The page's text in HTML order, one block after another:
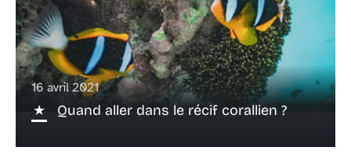
16 avril 2021
Quand aller dans le récif corallien ?